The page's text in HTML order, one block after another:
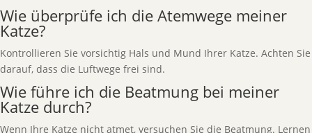
Wie überprüfe ich die Atemwege meiner
Katze?
Kontrollieren Sie vorsichtig Hals und Mund Ihrer Katze. Achten Sie
darauf, dass die Luftwege frei sind.
Wie führe ich die Beatmung bei meiner
Katze durch?
Wenn Ihre Katze nicht atmet, versuchen Sie die Beatmung. Lernen